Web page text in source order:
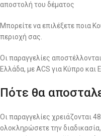
αποστολή του δέματος
Μπορείτε να επιλέξετε ποια
περιοχή σας.
Οι παραγγελίες
Ελλάδα, με ACS για Κύπρο και
Πότε θα
Οι παραγγελίες χρειάζονται
ολοκληρώσετε την